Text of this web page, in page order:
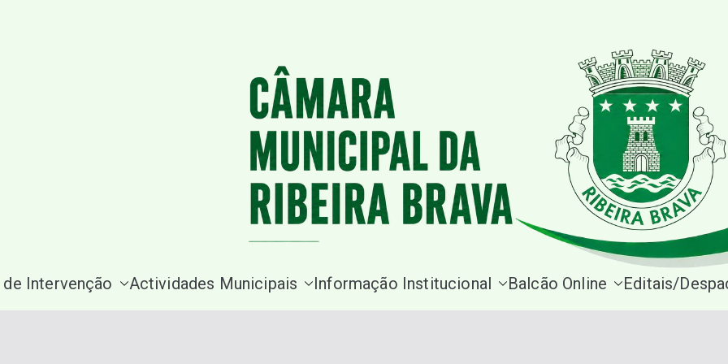
Câmara
Site da Câmara Municipal
Intervenção Actividades Municipais Informação Institucional Balcão Online Editais/